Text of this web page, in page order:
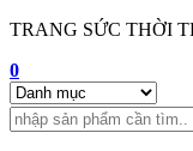
TRANG SỨC THỜI
0